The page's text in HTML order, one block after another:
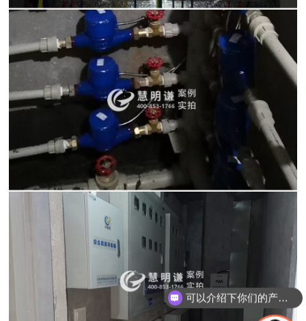
可以介绍下你们的产品么
你们是怎么收费的呢？